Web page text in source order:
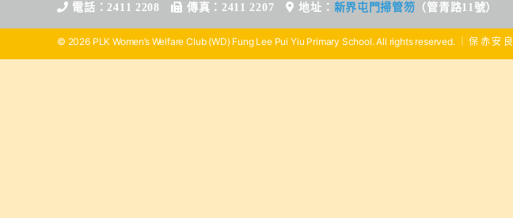
電話：2411 2208
傳真：2411 2207 地址： 新界屯門掃管笏 （管青路11號）
© 2026 PLK Women’s Welfare Club (WD) Fung Lee Pui Yiu Primary School. All rights reserved. ｜ 保 赤 安 良